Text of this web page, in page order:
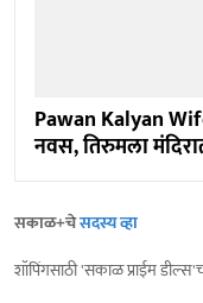
Pawan Kalyan
नवस, तिरुमला
सकाळ+चेसदस्य व्हा
शॉपिंगसाठी 'सकाळ प्राईम